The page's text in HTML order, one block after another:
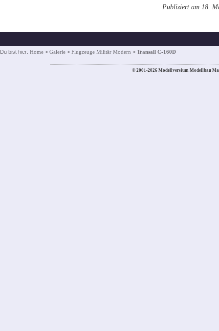
Publiziert am 18.
Du bist hier: Home > Galerie > Flugzeuge Militär Modern > Transall C-160D
© 2001-2026 Modellversium Modellbau